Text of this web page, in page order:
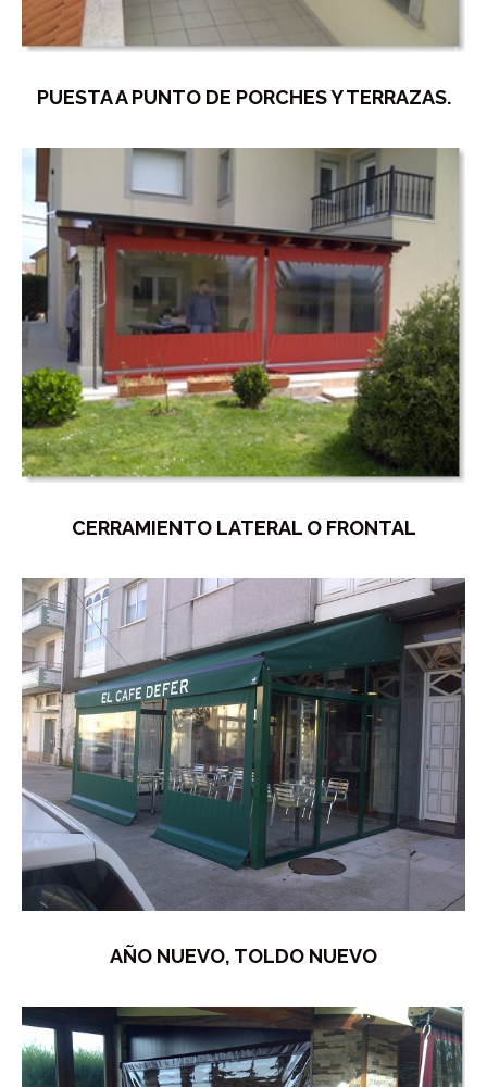
PUESTA A PUNTO DE PORCHES Y TERRAZAS.
CERRAMIENTO LATERAL O FRONTAL
AÑO NUEVO, TOLDO NUEVO